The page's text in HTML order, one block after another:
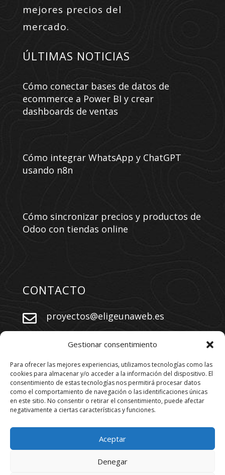
Gestionar consentimiento
Para ofrecer las mejores experiencias, utilizamos tecnologías como las
cookies para almacenar y/o acceder a la información del dispositivo. El
consentimiento de estas tecnologías nos permitirá procesar datos
como el comportamiento de navegación o las identificaciones únicas
en este sitio. No consentir o retirar el consentimiento, puede afectar
negativamente a ciertas características y funciones.
Aceptar
Denegar
mejores precios del
mercado.
ÚLTIMAS NOTICIAS
Cómo conectar bases de datos de
ecommerce a Power BI y crear
dashboards de ventas
Cómo integrar WhatsApp y ChatGPT
usando n8n
Cómo sincronizar precios y productos de
Odoo con tiendas online
CONTACTO
 proyectos@eligeunaweb.es
+34 609 730 569
SÍGUENOS
Los derechos están reservados. 2026